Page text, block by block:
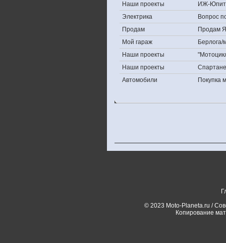
Наши проекты
ИЖ-
Электрика
Вопрос
Продам
Продам
Мой гараж
Берлога/
Наши проекты
Наши проекты
Автомобили
Покупка
© 2023 Moto-Planeta.ru /
Копирование